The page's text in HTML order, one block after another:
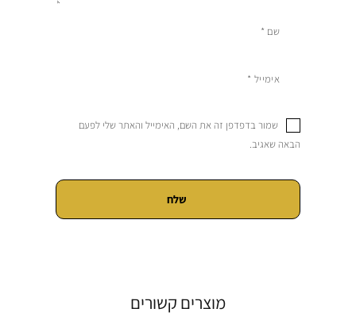
שמור בדפדפן זה את השם, האימייל והאתר שלי לפעם
הבאה שאגיב.
מוצרים קשורים